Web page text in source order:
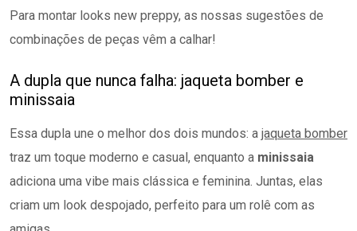
Para montar looks new preppy, as nossas sugestões de
combinações de peças vêm a calhar!
A dupla que nunca falha: jaqueta bomber e
minissaia
Essa dupla une o melhor dos dois mundos: a jaqueta bomber
traz um toque moderno e casual, enquanto a minissaia
adiciona uma vibe mais clássica e feminina. Juntas, elas
criam um look despojado, perfeito para um rolê com as